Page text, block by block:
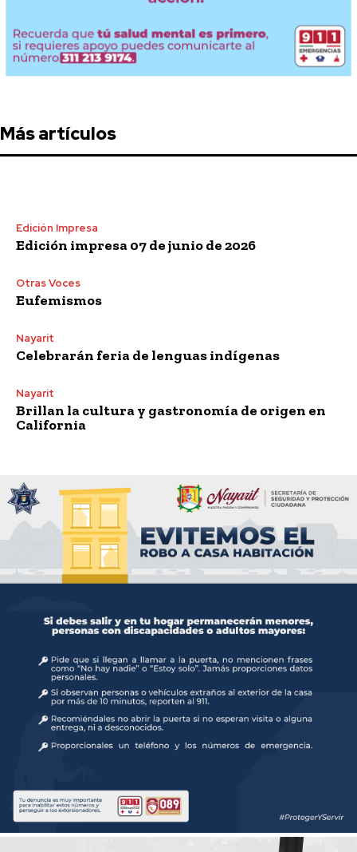
Más artículos
Edición Impresa
Edición impresa 07 de junio de 2026
Otras Voces
Eufemismos
Nayarit
Celebrarán feria de lenguas indígenas
Nayarit
Brillan la cultura y gastronomía de origen en
California